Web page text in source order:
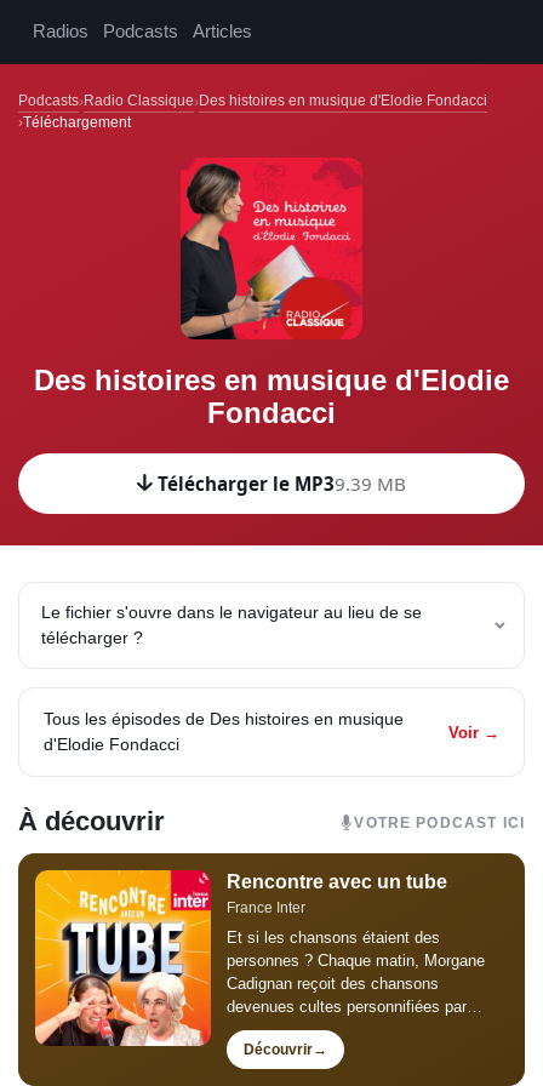
Radios Podcasts Articles
Podcasts Radio Classique Des histoires en musique d'Elodie Fondacci
Téléchargement
Des histoires en musique d'Elodie
Fondacci
Télécharger le MP39.39 MB
Le fichier s'ouvre dans le navigateur au lieu de se
télécharger ?
Tous les épisodes de Des histoires en musique
d'Elodie Fondacci
Voir →
À découvrir VOTRE PODCAST ICI
Rencontre avec un tube
France Inter
Et si les chansons étaient des
personnes ? Chaque matin, Morgane
Cadignan reçoit des chansons
devenues cultes personnifiées par
Thomas Poitevin pour un faux grand
entretien de trois minutes : humour,
Découvrir